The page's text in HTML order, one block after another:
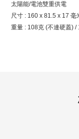
太陽能/電池雙重供電
尺寸 : 160 x 81.5 x 17
重量 : 108克 (不連硬蓋) /